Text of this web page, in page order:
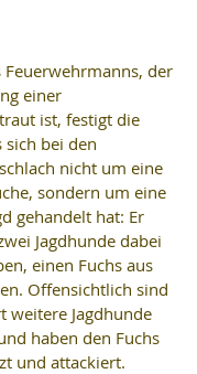
Feuerwehrmanns, der
einer
ist, festigt die
sich bei den
nicht um eine
sondern um eine
gehandelt hat: Er
Jagdhunde dabei
einen Fuchs aus
Offensichtlich sind
weitere Jagdhunde
haben den Fuchs
und attackiert.